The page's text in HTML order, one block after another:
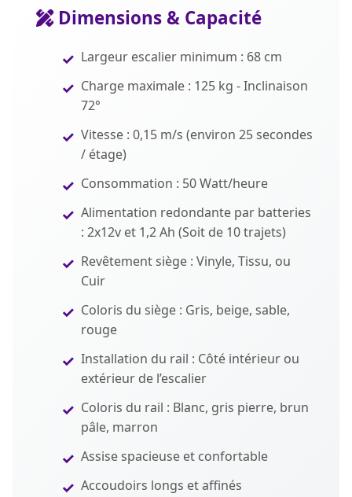
Dimensions & Capacité
Largeur escalier minimum : 68 cm
Charge maximale : 125 kg - Inclinaison
72°
Vitesse : 0,15 m/s (environ 25 secondes
/ étage)
Consommation : 50 Watt/heure
Alimentation redondante par batteries
: 2x12v et 1,2 Ah (Soit de 10 trajets)
Revêtement siège : Vinyle, Tissu, ou
Cuir
Coloris du siège : Gris, beige, sable,
rouge
Installation du rail : Côté intérieur ou
extérieur de l’escalier
Coloris du rail : Blanc, gris pierre, brun
pâle, marron
Assise spacieuse et confortable
Accoudoirs longs et affinés